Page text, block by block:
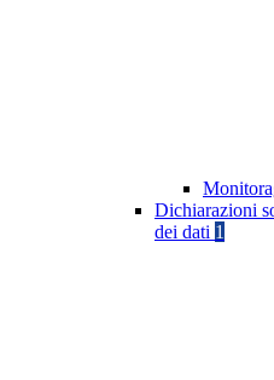
Dichiarazioni
dei dati 1